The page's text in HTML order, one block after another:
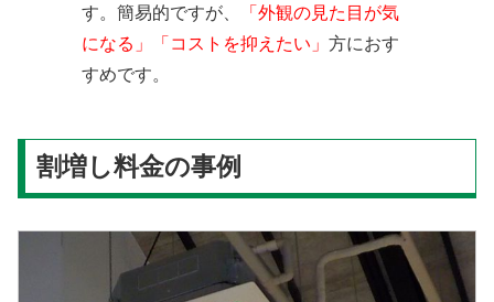
す。簡易的ですが、
「外観の見た目が気
になる」「コストを抑えたい」方におす
すめです。
割増し料金の事例